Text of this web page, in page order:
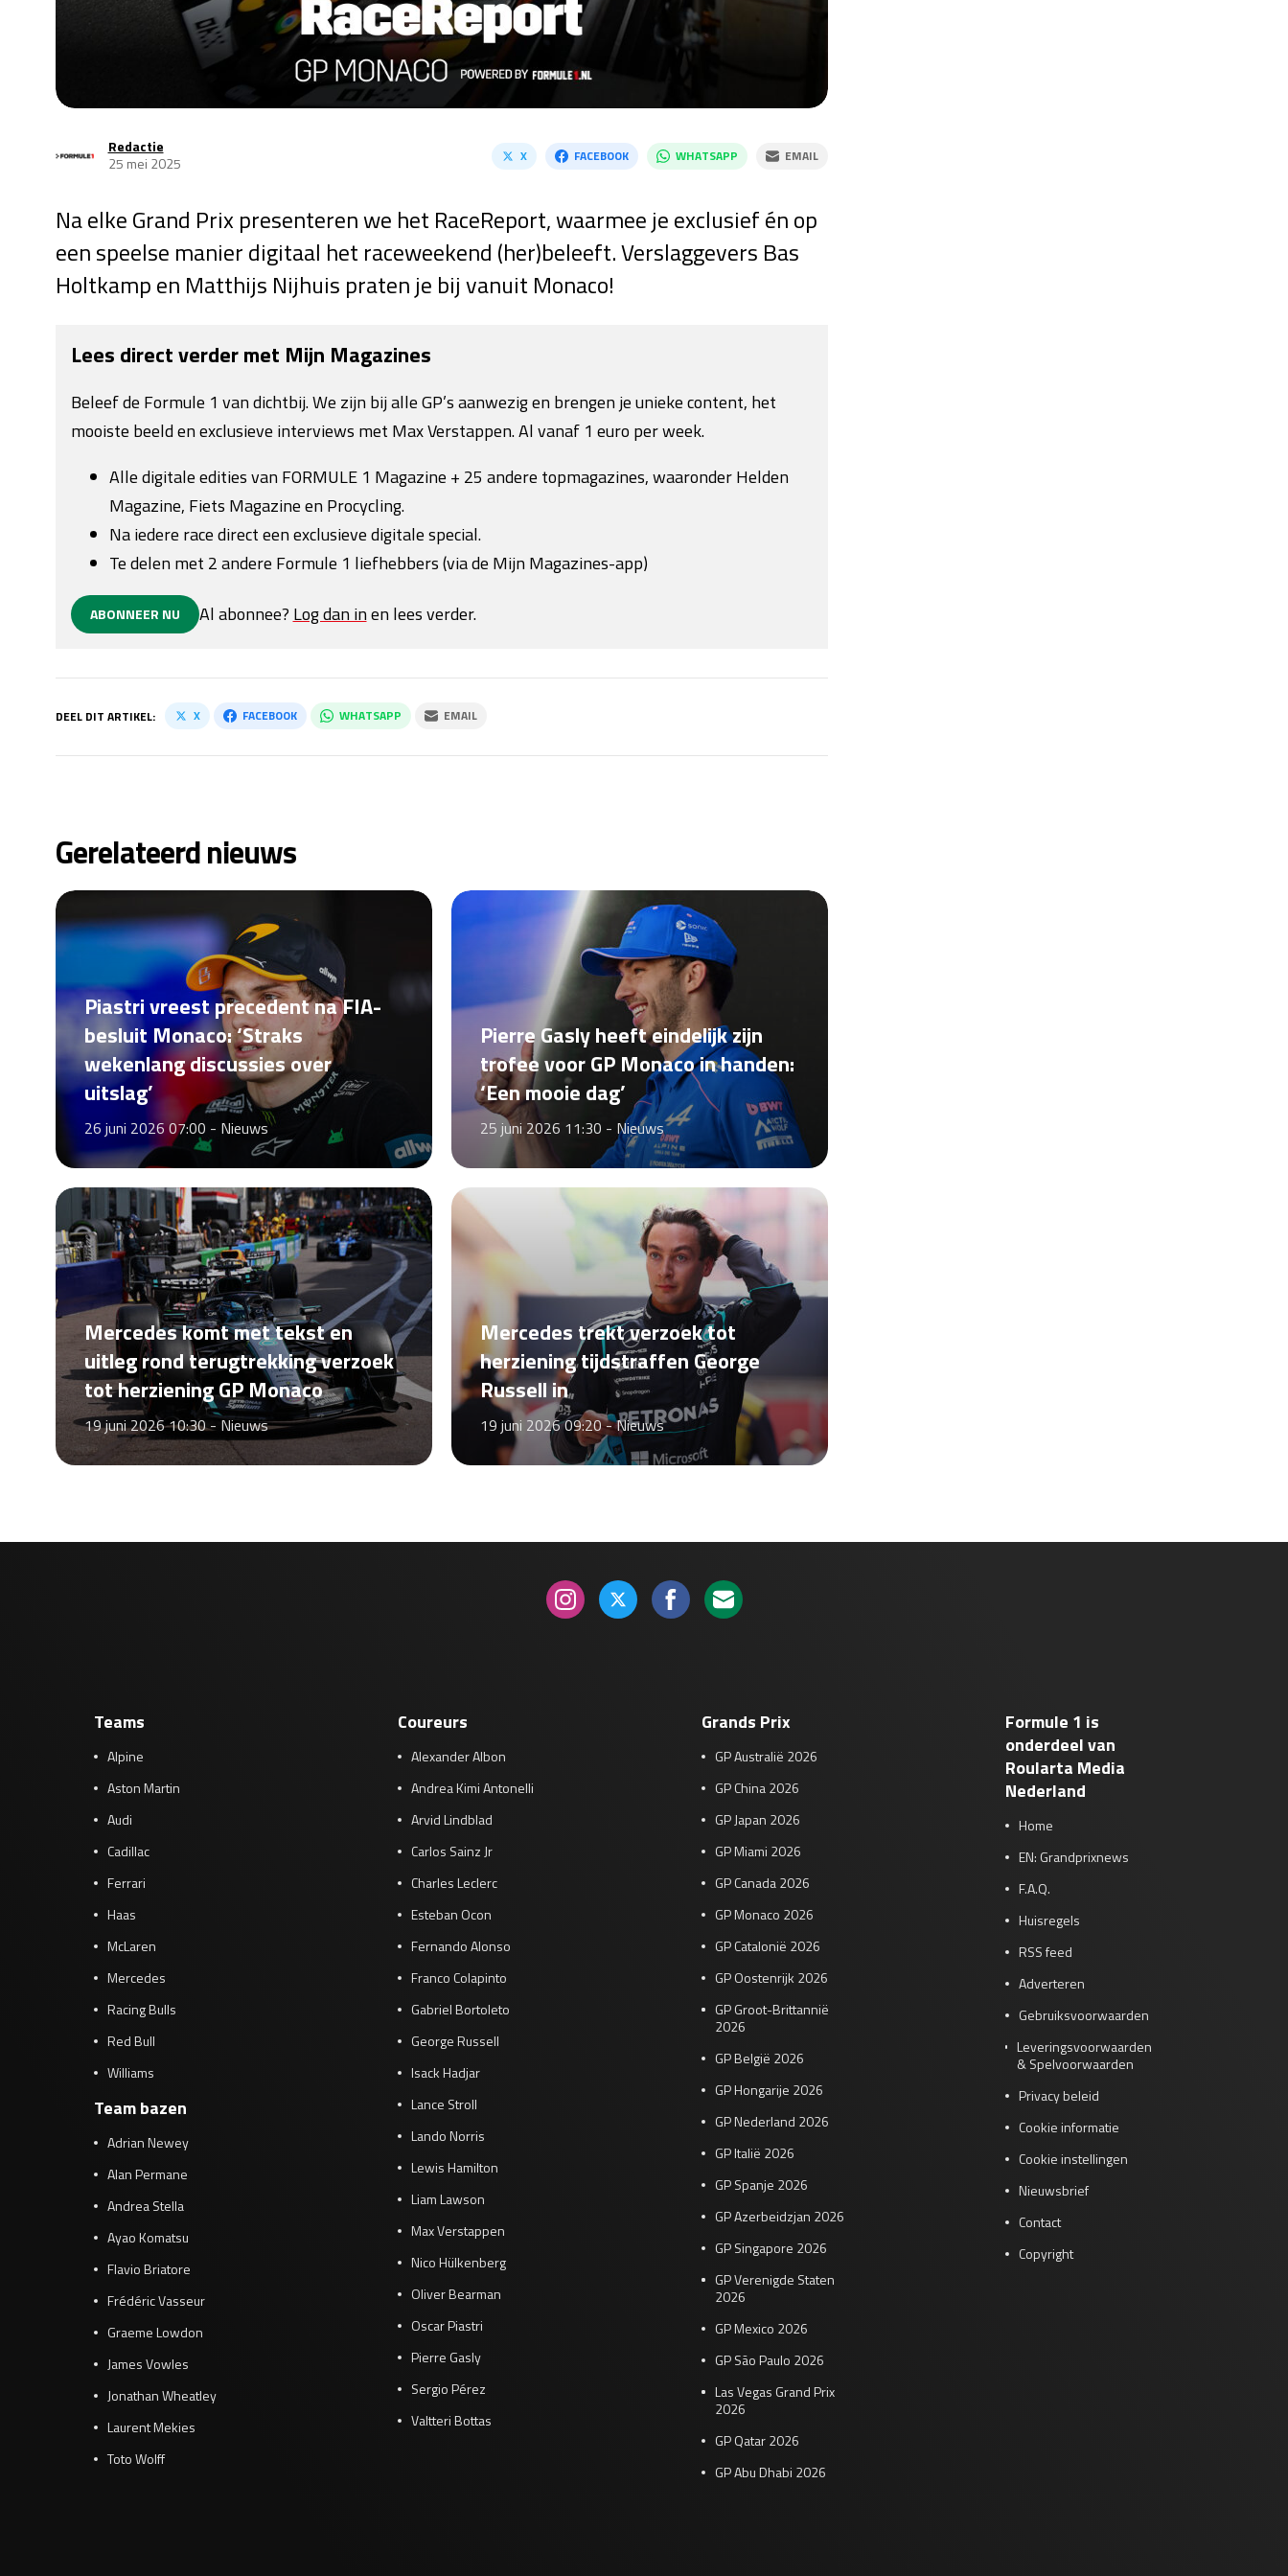
Redactie
25 mei 2025
X FACEBOOK WHATSAPP EMAIL
Na elke Grand Prix presenteren we het RaceReport, waarmee je exclusief én op
een speelse manier digitaal het raceweekend (her)beleeft. Verslaggevers Bas
Holtkamp en Matthijs Nijhuis praten je bij vanuit Monaco!
Lees direct verder met Mijn Magazines
Beleef de Formule 1 van dichtbij. We zijn bij alle GP’s aanwezig en brengen je unieke content, het
mooiste beeld en exclusieve interviews met Max Verstappen. Al vanaf 1 euro per week.
Alle digitale edities van FORMULE 1 Magazine + 25 andere topmagazines, waaronder Helden
Magazine, Fiets Magazine en Procycling.
Na iedere race direct een exclusieve digitale special.
Te delen met 2 andere Formule 1 liefhebbers (via de Mijn Magazines-app)
ABONNEER NU Al abonnee? Log dan inen lees verder.
DEEL DIT ARTIKEL: X FACEBOOK WHATSAPP EMAIL
Gerelateerd nieuws
Piastri vreest precedent na FIA-
besluit Monaco: ‘Straks
wekenlang discussies over
uitslag’
26 juni 2026 07:00 - Nieuws
Pierre Gasly heeft eindelijk zijn
trofee voor GP Monaco in handen:
‘Een mooie dag’
25 juni 2026 11:30 - Nieuws
Mercedes komt met tekst en
uitleg rond terugtrekking verzoek
tot herziening GP Monaco
19 juni 2026 10:30 -Nieuws
Mercedes trekt verzoek tot
herziening tijdstraffen George
Russell in
19 juni 2026 09:20 -Nieuws
Teams
Alpine
Aston Martin
Audi
Cadillac
Ferrari
Haas
McLaren
Mercedes
Racing Bulls
Red Bull
Williams
Team bazen
Adrian Newey
Alan Permane
Andrea Stella
Ayao Komatsu
Flavio Briatore
Frédéric Vasseur
Graeme Lowdon
James Vowles
Jonathan Wheatley
Laurent Mekies
Toto Wolff
Coureurs
Alexander Albon
Andrea Kimi Antonelli
Arvid Lindblad
Carlos Sainz Jr
Charles Leclerc
Esteban Ocon
Fernando Alonso
Franco Colapinto
Gabriel Bortoleto
George Russell
Isack Hadjar
Lance Stroll
Lando Norris
Lewis Hamilton
Liam Lawson
Max Verstappen
Nico Hülkenberg
Oliver Bearman
Oscar Piastri
Pierre Gasly
Sergio Pérez
Valtteri Bottas
Grands Prix
GP Australië 2026
GP China 2026
GP Japan 2026
GP Miami 2026
GP Canada 2026
GP Monaco 2026
GP Catalonië 2026
GP Oostenrijk 2026
GP Groot-Brittannië
2026
GP België 2026
GP Hongarije 2026
GP Nederland 2026
GP Italië 2026
GP Spanje 2026
GP Azerbeidzjan 2026
GP Singapore 2026
GP Verenigde Staten
2026
GP Mexico 2026
GP São Paulo 2026
Las Vegas Grand Prix
2026
GP Qatar 2026
GP Abu Dhabi 2026
Formule 1 is
onderdeel van
Roularta Media
Nederland
Home
EN: Grandprixnews
F.A.Q.
Huisregels
RSS feed
Adverteren
Gebruiksvoorwaarden
Leveringsvoorwaarden
& Spelvoorwaarden
Privacy beleid
Cookie informatie
Cookie instellingen
Nieuwsbrief
Contact
Copyright